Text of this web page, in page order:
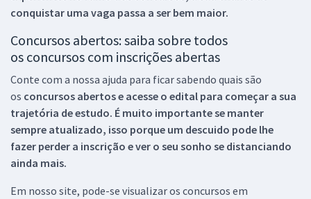
conquistar uma vaga passa a ser bem maior.
Concursos abertos: saiba sobre todos
os concursos com inscrições abertas
Conte com a nossa ajuda para ficar sabendo quais são
os concursos abertos e acesse o edital para começar a sua
trajetória de estudo. É muito importante se manter
sempre atualizado, isso porque um descuido pode lhe
fazer perder a inscrição e ver o seu sonho se distanciando
ainda mais.
Em nosso site, pode-se visualizar os concursos em